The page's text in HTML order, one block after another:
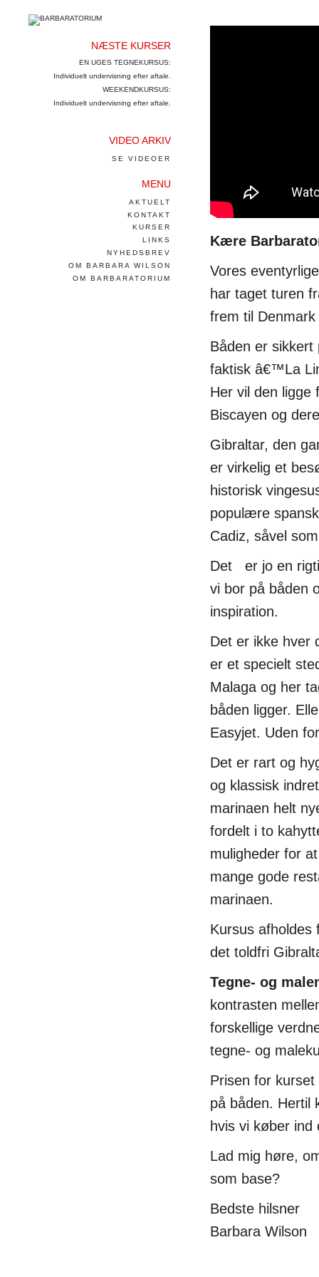
Kære
Vores
har taget turen
frem til
Båden er
faktisk â€™La
Her vil den ligge
Biscayen og
Gibraltar, den
er virkelig et
historisk
populære
Cadiz, såvel
Det er jo en
vi bor på båden
inspiration.
Det er ikke hver
er et specielt
Malaga og her
båden ligger.
Easyjet. Uden
Det er rart og
og klassisk
marinaen helt
fordelt i to
muligheder for
mange gode
marinaen.
Kursus afholdes
det toldfri
Tegne- og
kontrasten
forskellige
tegne- og
Prisen for
på båden. Hertil
hvis vi køber
Lad mig høre,
som base?
Bedste hilsner
Barbara Wilson
NÆSTE KURSER
EN UGES TEGNEKURSUS:
Individuelt undervisning efter aftale.
WEEKENDKURSUS:
Individuelt undervisning efter aftale.
VIDEO ARKIV
SE VIDEOER
MENU
AKTUELT
KONTAKT
KURSER
LINKS
NYHEDSBREV
OM BARBARA WILSON
OM BARBARATORIUM